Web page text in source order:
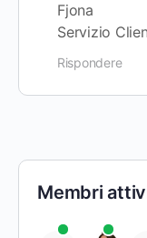
Fjona
Servizio
Rispondere
Membri